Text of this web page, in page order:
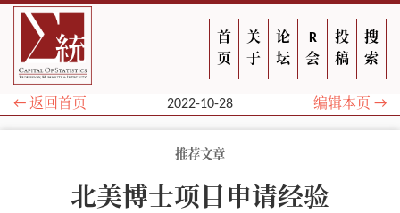
首
页
关
于
论
坛
R
会
投
稿
搜
索
← 返回首页 2022-10-28 编辑本页 →
推荐文章
北美博士项目申请经验